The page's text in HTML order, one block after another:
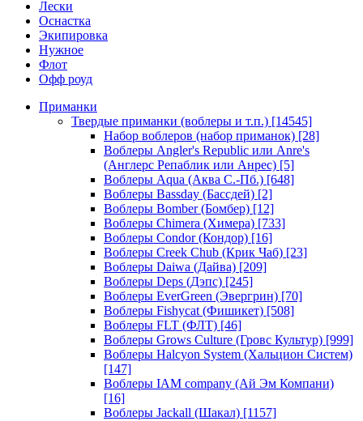
Лески
Оснастка
Экипировка
Нужное
Флот
Офф роуд
Приманки
Твердые приманки (воблеры и т.п.) [14545]
Набор воблеров (набор приманок) [28]
Воблеры Angler's Republic или Anre's
(Англерс Репаблик или Анрес) [5]
Воблеры Aqua (Аква С.-Пб.) [648]
Воблеры Bassday (Бассдей) [2]
Воблеры Bomber (Бомбер) [12]
Воблеры Chimera (Химера) [733]
Воблеры Condor (Кондор) [16]
Воблеры Creek Chub (Крик Чаб) [23]
Воблеры Daiwa (Дайва) [209]
Воблеры Deps (Дэпс) [245]
Воблеры EverGreen (Эвергрин) [70]
Воблеры Fishycat (Фишикет) [508]
Воблеры FLT (ФЛТ) [46]
Воблеры Grows Culture (Гровс Культур) [999]
Воблеры Halcyon System (Хальцион Систем)
[147]
Воблеры IAM company (Ай Эм Компани)
[16]
Воблеры Jackall (Шакал) [1157]